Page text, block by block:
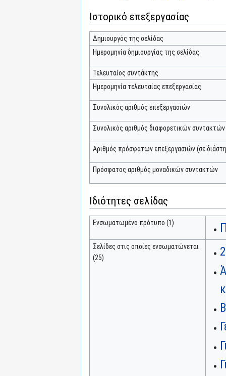
Ιστορικό επεξεργασίας
Δημιουργός της σελίδας
Ημερομηνία δημιουργίας της σελίδας
Τελευταίος συντάκτης
Ημερομηνία τελευταίας επεξεργασίας
Συνολικός αριθμός επεξεργασιών
Συνολικός αριθμός διαφορετικών συντακτών
Αριθμός πρόσφατων επεξεργασιών (σε
Πρόσφατος αριθμός μοναδικών συντακτών
Ιδιότητες σελίδας
Ενσωματωμένο πρότυπο (1)
Σελίδες στις οποίες ενσωματώνεται
(25)